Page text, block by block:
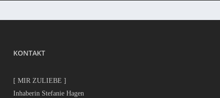
KONTAKT
[ MIR ZULIEBE ]
Inhaberin Stefanie Hagen